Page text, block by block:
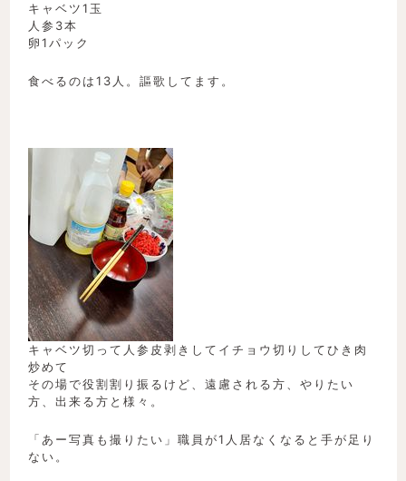
キャベツ1玉
人参3本
卵1パック
食べるのは13人。謳歌してます。
キャベツ切って人参皮剥きしてイチョウ切りしてひき肉
炒めて
その場で役割割り振るけど、遠慮される方、やりたい
方、出来る方と様々。
「あー写真も撮りたい」職員が1人居なくなると手が足り
ない。